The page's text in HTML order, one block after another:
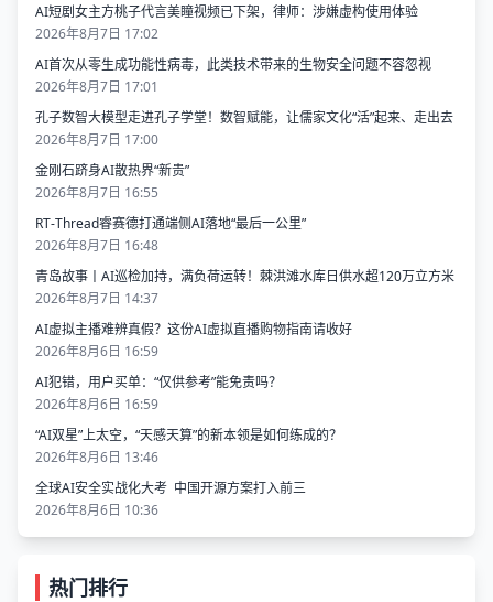
AI短剧女主方桃子代言美瞳视频已下架，律师：涉嫌虚构使用体验
2026年8月7日 17:02
AI首次从零生成功能性病毒，​此类技术带来的生物安全问题不容忽视
2026年8月7日 17:01
孔子数智大模型走进孔子学堂！数智赋能，让儒家文化“活”起来、走出去
2026年8月7日 17:00
金刚石跻身AI散热界“新贵”
2026年8月7日 16:55
RT-Thread睿赛德打通端侧AI落地“最后一公里”
2026年8月7日 16:48
青岛故事丨AI巡检加持，满负荷运转！棘洪滩水库日供水超120万立方米
2026年8月7日 14:37
AI虚拟主播难辨真假？这份AI虚拟直播购物指南请收好
2026年8月6日 16:59
AI犯错，用户买单：“仅供参考”能免责吗？
2026年8月6日 16:59
“AI双星”上太空，“天感天算”的新本领是如何练成的？
2026年8月6日 13:46
全球AI安全实战化大考 中国开源方案打入前三
2026年8月6日 10:36
热门排行